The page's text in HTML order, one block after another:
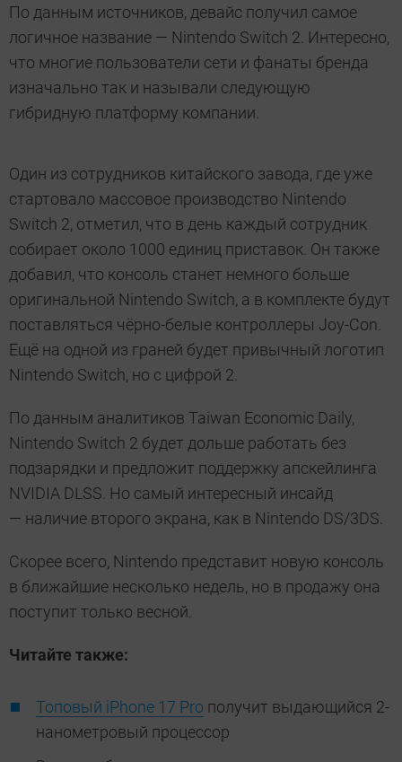
По данным источников, девайс получил самое
логичное название — Nintendo Switch 2. Интересно,
что многие пользователи сети и фанаты бренда
изначально так и называли следующую
гибридную платформу компании.
Один из сотрудников китайского завода, где уже
стартовало массовое производство Nintendo
Switch 2, отметил, что в день каждый сотрудник
собирает около 1000 единиц приставок. Он также
добавил, что консоль станет немного больше
оригинальной Nintendo Switch, а в комплекте будут
поставляться чёрно-белые контроллеры Joy-Con.
Ещё на одной из граней будет привычный логотип
Nintendo Switch, но с цифрой 2.
По данным аналитиков Taiwan Economic Daily,
Nintendo Switch 2 будет дольше работать без
подзарядки и предложит поддержку апскейлинга
NVIDIA DLSS. Но самый интересный инсайд
— наличие второго экрана, как в Nintendo DS/3DS.
Скорее всего, Nintendo представит новую консоль
в ближайшие несколько недель, но в продажу она
поступит только весной.
Читайте также:
Топовый iPhone 17 Pro получит выдающийся 2-
нанометровый процессор